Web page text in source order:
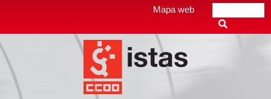
contenido
principal
Mapa web